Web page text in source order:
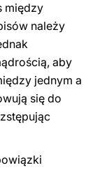
między
należy
aby
jednym a
się do